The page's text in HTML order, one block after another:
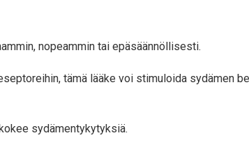
nopeammin tai epäsäännöllisesti.
tämä lääke voi stimuloida sydämen
sydämentykytyksiä.